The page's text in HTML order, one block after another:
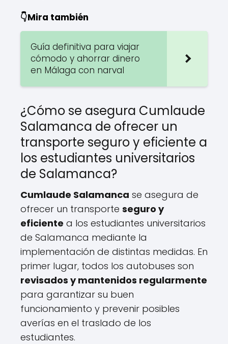
👇Mira también
Guía definitiva para viajar
cómodo y ahorrar dinero
en Málaga con narval
¿Cómo se asegura Cumlaude
Salamanca de ofrecer un
transporte seguro y eficiente a
los estudiantes universitarios
de Salamanca?
Cumlaude Salamanca se asegura de
ofrecer un transporte seguro y
eficiente a los estudiantes universitarios
de Salamanca mediante la
implementación de distintas medidas. En
primer lugar, todos los autobuses son
revisados y mantenidos regularmente
para garantizar su buen
funcionamiento y prevenir posibles
averías en el traslado de los
estudiantes.